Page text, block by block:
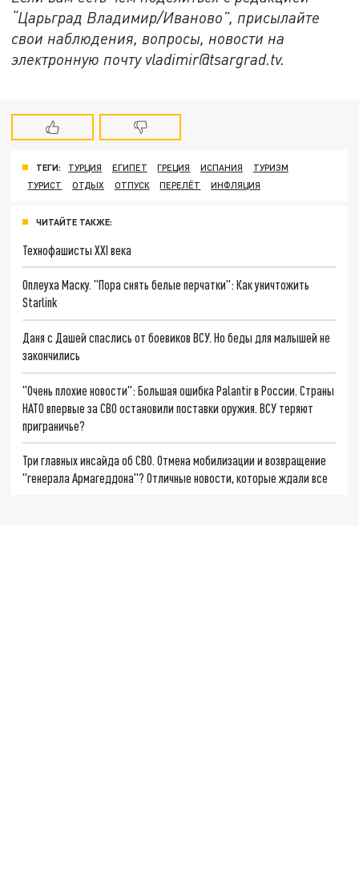
“Царьград Владимир/Иваново”, присылайте
свои наблюдения, вопросы, новости на
электронную почту vladimir@tsargrad.tv.
ТЕГИ: ТУРЦИЯ ЕГИПЕТ ГРЕЦИЯ ИСПАНИЯ
ТУРИЗМ
ТУРИСТ
ОТДЫХ ОТПУСК ПЕРЕЛЁТ ИНФЛЯЦИЯ
ЧИТАЙТЕ ТАКЖЕ:
Технофашисты XXI века
Оплеуха Маску. "Пора снять белые перчатки": Как уничтожить
Starlink
Даня с Дашей спаслись от боевиков ВСУ. Но беды для малышей не
закончились
"Очень плохие новости": Большая ошибка Palantir в России. Страны
НАТО впервые за СВО остановили поставки оружия. ВСУ теряют
приграничье?
Три главных инсайда об СВО. Отмена мобилизации и возвращение
"генерала Армагеддона"? Отличные новости, которые ждали все